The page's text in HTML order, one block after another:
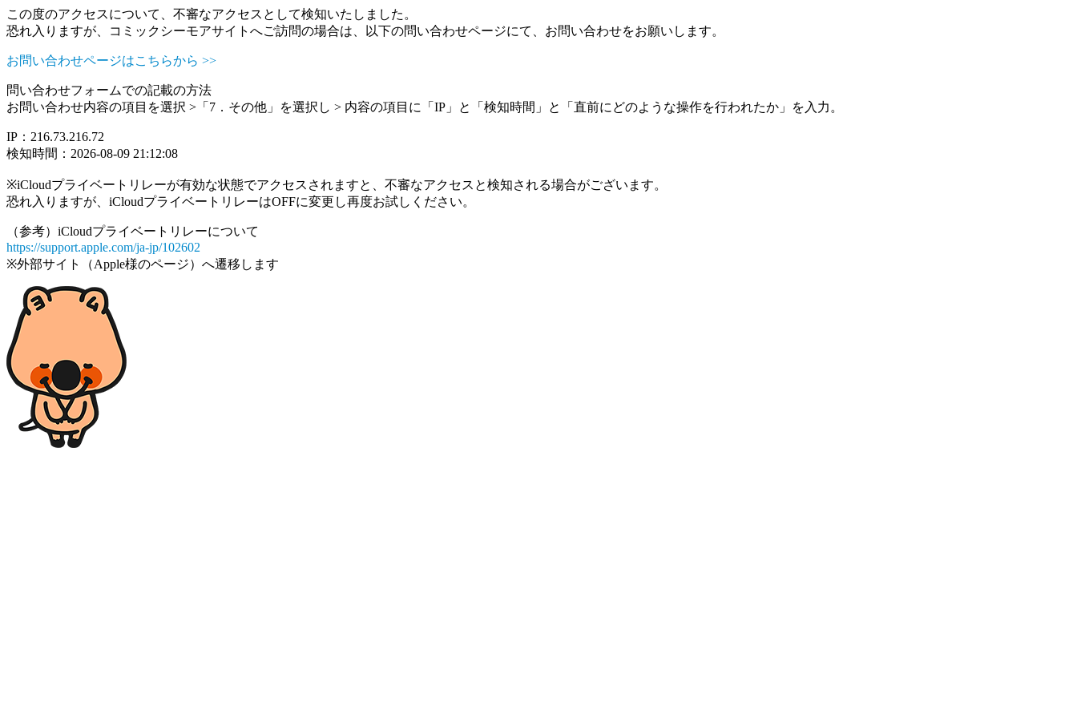
この度のアクセスについて、不審なアクセスとして検知いたしました。
恐れ入りますが、コミックシーモアサイトへご訪問の場合は、以下の問い合わせページにて、お問い合わせをお願いします。
お問い合わせページはこちらから >>
問い合わせフォームでの記載の方法
お問い合わせ内容の項目を選択 >「7．その他」を選択し > 内容の項目に「IP」と「検知時間」と「直前にどのような操作を行われたか」を入力。
IP：216.73.216.72
検知時間：2026-08-09 21:12:08
※iCloudプライベートリレーが有効な状態でアクセスされますと、不審なアクセスと検知される場合がございます。
恐れ入りますが、iCloudプライベートリレーはOFFに変更し再度お試しください。
（参考）iCloudプライベートリレーについて
https://support.apple.com/ja-jp/102602
※外部サイト（Apple様のページ）へ遷移します